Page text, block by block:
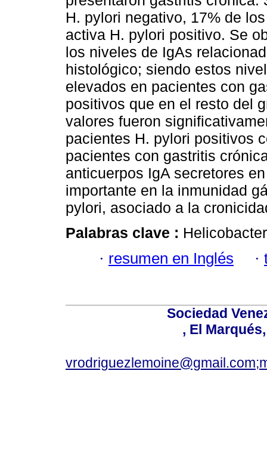
H. pylori negativo, 17% de
activa H. pylori positivo. Se
los niveles de IgAs
histológico; siendo estos
elevados en pacientes con
positivos que en el resto del
valores fueron
pacientes H. pylori positivos
pacientes con gastritis
anticuerpos IgA secretores
importante en la inmunidad
pylori, asociado a la
Palabras clave :
· resumen en Inglés ·
Sociedad
, El